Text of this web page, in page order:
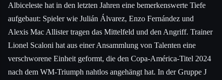
Albiceleste hat in den letzten Jahren eine bemerkenswerte Tiefe
aufgebaut: Spieler wie Julián Álvarez, Enzo Fernández und
Alexis Mac Allister tragen das Mittelfeld und den Angriff. Trainer
Lionel Scaloni hat aus einer Ansammlung von Talenten eine
verschworene Einheit geformt, die den Copa-América-Titel 2024
nach dem WM-Triumph nahtlos angehängt hat. In der Gruppe J